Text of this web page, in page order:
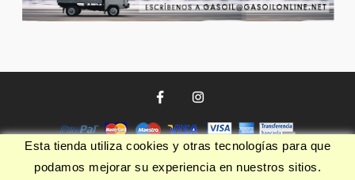
Esta tienda utiliza cookies y otras tecnologías para que
podamos mejorar su experiencia en nuestros sitios.